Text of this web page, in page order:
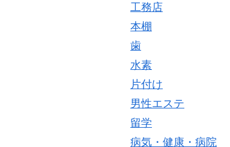
工務店
本棚
歯
水素
片付け
男性エステ
留学
病気・健康・病院